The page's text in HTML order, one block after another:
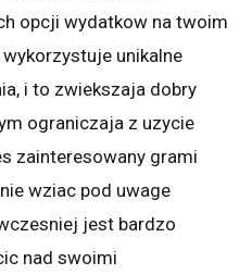
opcji wydatkow na twoim
unikalne
i to zwiekszaja dobry
ograniczaja z uzycie
zainteresowany grami
wziac pod uwage
jest bardzo
nad swoimi